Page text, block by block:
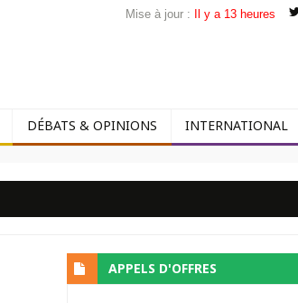
Mise à jour : Il y a 13 heures
DÉBATS & OPINIONS INTERNATIONAL
APPELS D'OFFRES